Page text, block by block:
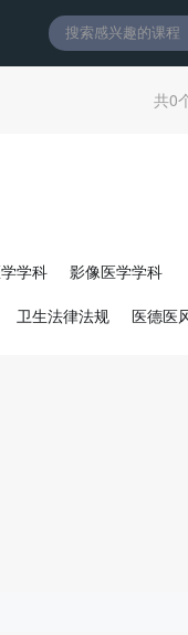
共0
学科 影像医学学科
卫生法律法规 医德医